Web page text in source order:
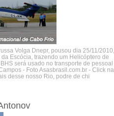
Volga Dnepr, pousou dia 25/11/2010,
Escócia, trazendo um Helicóptero de
será usado no transporte de pessoal
- Foto Asasbrasil.com.br - Click na
desse nosso Rio, podre de chi